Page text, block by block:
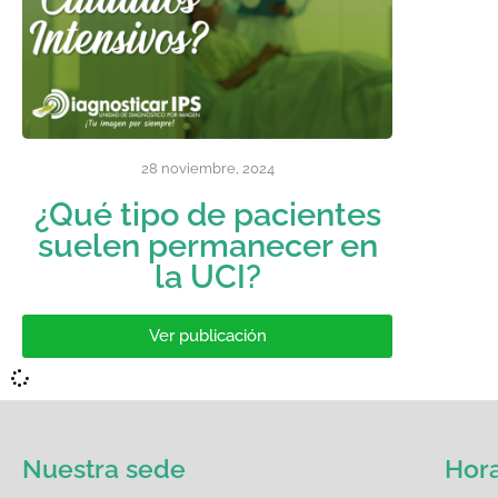
28 noviembre, 2024
¿Qué tipo de pacientes
suelen permanecer en
la UCI?
Ver publicación
Nuestra sede